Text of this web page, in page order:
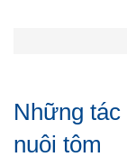
Những
nuôi tôm